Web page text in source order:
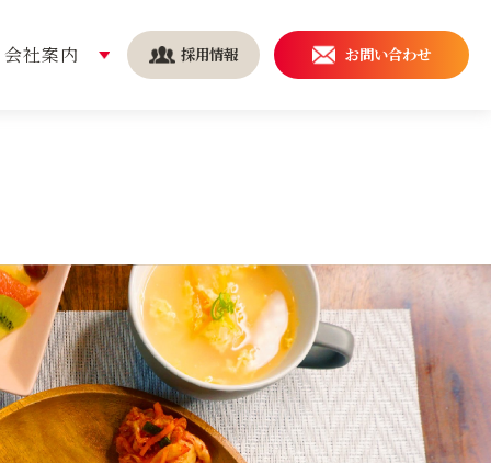
安全・安心の取り組み
導入事例
会社案内
持続可能な社会を実現する
ために
採用情報 お問い合わせ